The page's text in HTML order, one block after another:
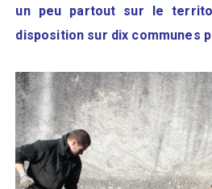
un peu partout sur le
disposition sur dix communes